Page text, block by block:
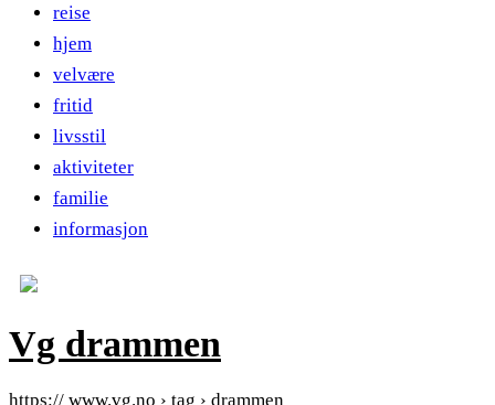
reise
hjem
velvære
fritid
livsstil
aktiviteter
familie
informasjon
Vg drammen
https:// www.vg.no › tag › drammen